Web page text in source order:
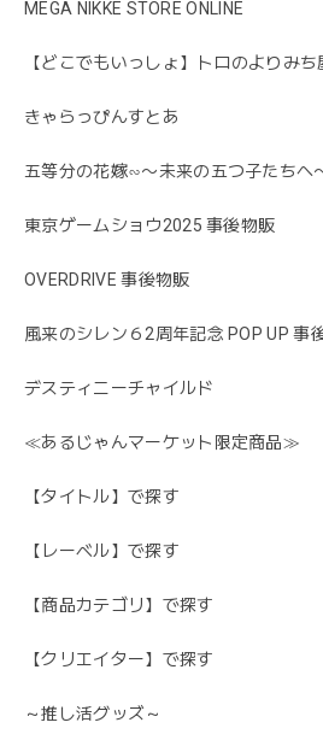
MEGA NIKKE STORE ONLINE
【どこでもいっしょ】トロのよりみ
きゃらっぴんすとあ
五等分の花嫁∽〜未来の五つ子たち
東京ゲームショウ2025 事後物販
OVERDRIVE 事後物販
風来のシレン６2周年記念 POP UP 事
デスティニーチャイルド
≪あるじゃんマーケット限定商品≫
【タイトル】で探す
【レーベル】で探す
【商品カテゴリ】で探す
【クリエイター】で探す
～推し活グッズ～